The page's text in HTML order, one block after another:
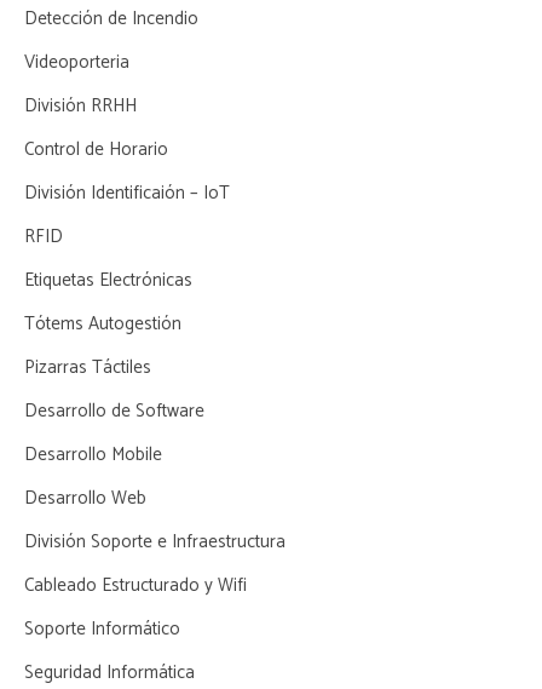
Detección de Incendio
Videoporteria
División RRHH
Control de Horario
División Identificaión – IoT
RFID
Etiquetas Electrónicas
Tótems Autogestión
Pizarras Táctiles
Desarrollo de Software
Desarrollo Mobile
Desarrollo Web
División Soporte e Infraestructura
Cableado Estructurado y Wifi
Soporte Informático
Seguridad Informática